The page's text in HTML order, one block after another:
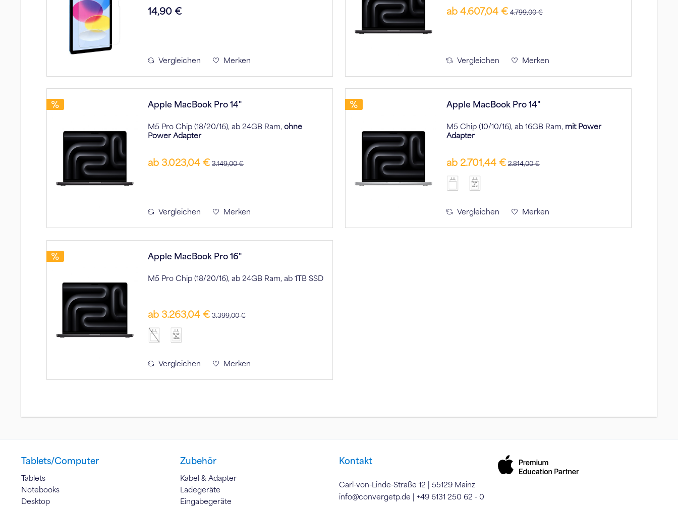
14,90 €
Vergleichen Merken
ab 4.607,04 € 4.799,00 €
Vergleichen Merken
Apple MacBook Pro 14"
M5 Pro Chip (18/20/16), ab 24GB Ram,ohne
Power Adapter
ab 3.023,04 € 3.149,00 €
Vergleichen Merken
Apple MacBook Pro 14"
M5 Chip (10/10/16), ab 16GB Ram, mit Power
Adapter
ab 2.701,44 € 2.814,00 €
70 - 96
W
USB PD
Vergleichen Merken
Apple MacBook Pro 16"
M5 Pro Chip (18/20/16), ab 24GB Ram, ab 1TB SSD
ab 3.263,04 € 3.399,00 €
70 - 140
W
USB PD
Vergleichen Merken
Tablets/Computer
Tablets
Notebooks
Desktop
Zubehör
Kabel & Adapter
Ladegeräte
Eingabegeräte
Kontakt
Carl-von-Linde-Straße 12 | 55129 Mainz
info@convergetp.de | +49 6131 250 62 - 0